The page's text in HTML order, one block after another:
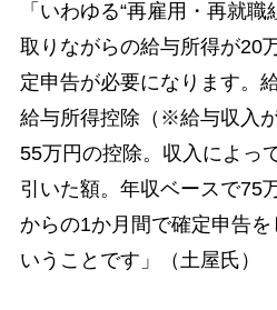
「いわゆる“再雇用・再就
取りながらの給与所得が20
定申告が必要になります。
給与所得控除（※給与収入
55万円の控除。収入によっ
引いた額。年収ベースで75
からの1か月間で確定申告
いうことです」（土屋氏）